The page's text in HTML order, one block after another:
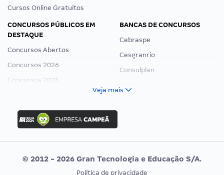
Cursos Online Gratuitos
CONCURSOS PÚBLICOS EM
DESTAQUE
Concursos Abertos
Concursos 2026
Concursos 2025
Concurso Ibama
Concurso MPU
Editais publicados
BANCAS DE CONCURSOS
Cebraspe
Cesgranrio
Consulplan
Vunesp
Veja mais
© 2012 - 2026 Gran Tecnologia e Educação S/A.
Política de privacidade